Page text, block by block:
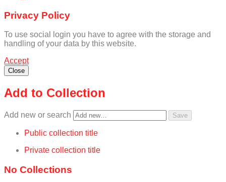
Privacy Policy
To use social login you have to agree with the storage and
handling of your data by this website.
Accept
Close
Add to Collection
Add new or search
Public collection title
Private collection title
No Collections